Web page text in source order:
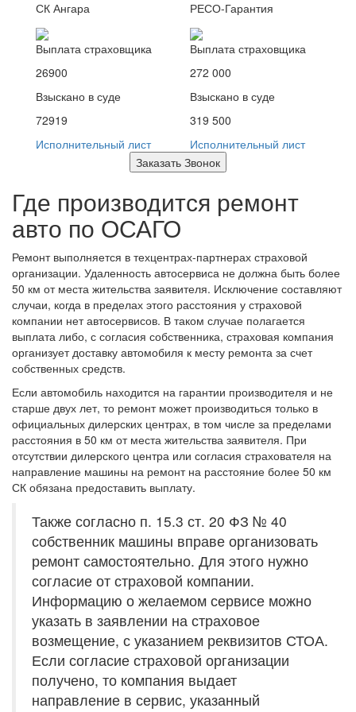
СК Ангара
Выплата страховщика
26900
Взыскано в суде
72919
Исполнительный лист
РЕСО-Гарантия
Выплата страховщика
272 000
Взыскано в суде
319 500
Исполнительный лист
Заказать Звонок
Где производится ремонт
авто по ОСАГО
Ремонт выполняется в техцентрах-партнерах страховой
организации. Удаленность автосервиса не должна быть более
50 км от места жительства заявителя. Исключение составляют
случаи, когда в пределах этого расстояния у страховой
компании нет автосервисов. В таком случае полагается
выплата либо, с согласия собственника, страховая компания
организует доставку автомобиля к месту ремонта за счет
собственных средств.
Если автомобиль находится на гарантии производителя и не
старше двух лет, то ремонт может производиться только в
официальных дилерских центрах, в том числе за пределами
расстояния в 50 км от места жительства заявителя. При
отсутствии дилерского центра или согласия страхователя на
направление машины на ремонт на расстояние более 50 км
СК обязана предоставить выплату.
Также согласно п. 15.3 ст. 20 ФЗ № 40
собственник машины вправе организовать
ремонт самостоятельно. Для этого нужно
согласие от страховой компании.
Информацию о желаемом сервисе можно
указать в заявлении на страховое
возмещение, с указанием реквизитов СТОА.
Если согласие страховой организации
получено, то компания выдает
направление в сервис, указанный